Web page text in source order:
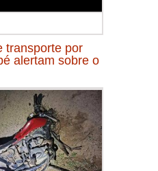
transporte por
alertam sobre o